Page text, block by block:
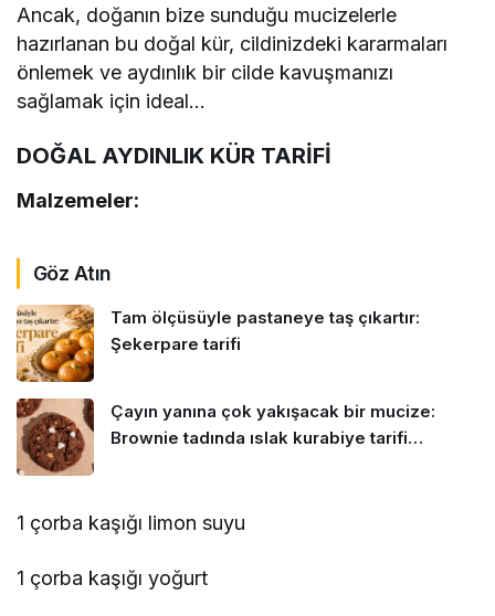
Ancak, doğanın bize sunduğu mucizelerle
hazırlanan bu doğal kür, cildinizdeki kararmaları
önlemek ve aydınlık bir cilde kavuşmanızı
sağlamak için ideal…
DOĞAL AYDINLIK KÜR TARİFİ
Malzemeler:
Göz Atın
Tam ölçüsüyle pastaneye taş çıkartır:
Şekerpare tarifi
Çayın yanına çok yakışacak bir mucize:
Brownie tadında ıslak kurabiye tarifi…
1 çorba kaşığı limon suyu
1 çorba kaşığı yoğurt